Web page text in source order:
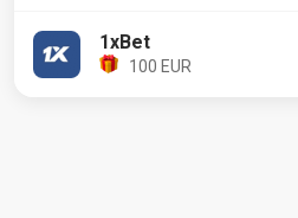
1xBet
100 EUR